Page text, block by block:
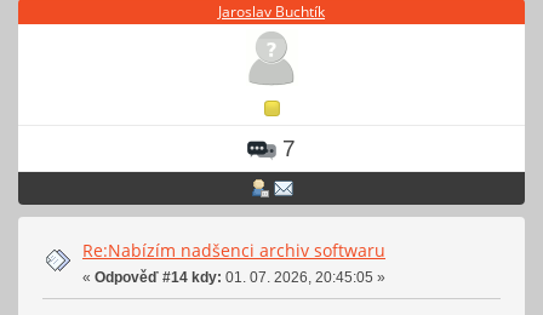
Jaroslav Buchtík
7
Re:Nabízím nadšenci archiv softwaru
« Odpověď #14 kdy: 01. 07. 2026, 20:45:05 »